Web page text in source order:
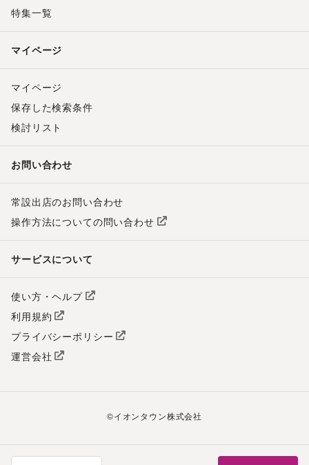
特集一覧
マイページ
マイページ
保存した検索条件
検討リスト
お問い合わせ
常設出店のお問い合わせ
操作方法についての問い合わせ
サービスについて
使い方・ヘルプ
利用規約
プライバシーポリシー
運営会社
©イオンタウン株式会社